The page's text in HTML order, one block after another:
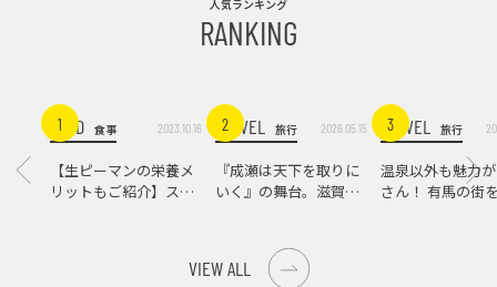
人気ランキング
RANKING
1FOOD 食事 2023.10.16
【生ピーマンの栄養メ
リットもご紹介】スパ
2
TRAVEL 旅行 2026.05.15
『成瀬は天下を取りに
いく』の舞台。滋賀県
3
TRAVEL 旅行
温泉以外も魅力
さん！ 有馬の街
VIEW ALL